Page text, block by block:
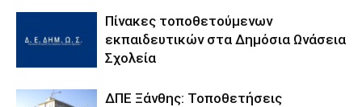
Πίνακες τοποθετούμενων
εκπαιδευτικών στα Δημόσια Ωνάσεια
Σχολεία
ΔΠΕ Ξάνθης: Τοποθετήσεις